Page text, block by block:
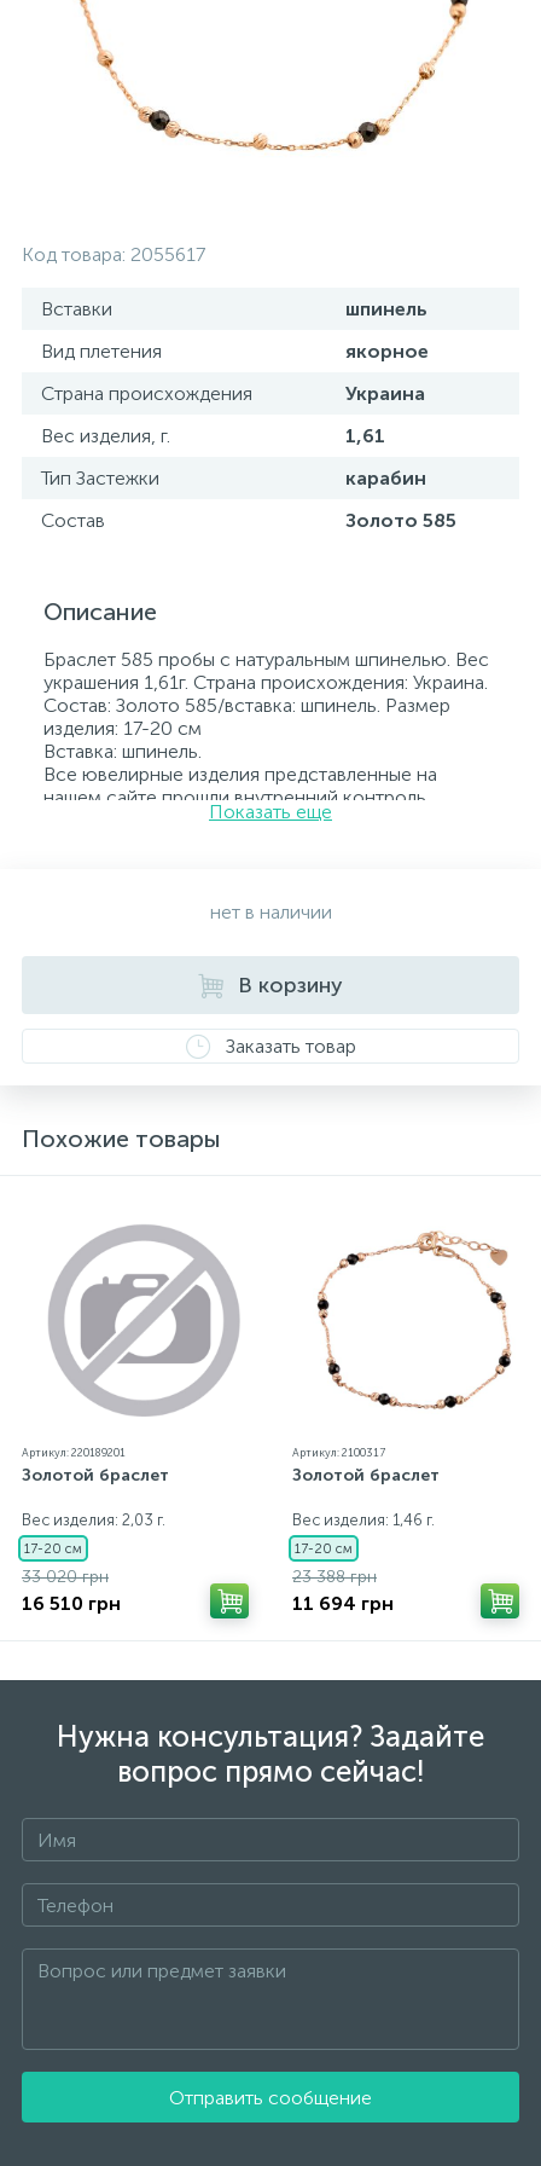
Код товара: 2055617
Вставки
шпинель
Вид плетения
якорное
Страна происхождения
Украина
Вес изделия, г.
1,61
Тип Застежки
карабин
Состав
Золото 585
Описание
Браслет 585 пробы с натуральным шпинелью. Вес
украшения 1,61г. Страна происхождения: Украина.
Состав: Золото 585/вставка: шпинель. Размер
изделия: 17-20 см
Вставка: шпинель.
Все ювелирные изделия представленные на
нашем сайте прошли внутренний контроль
качества, а также контроль государственной
указанием всех параметров.*Цвета изделий на
реальных из-за особенностей цветопередачи
Показать еще
нет в наличии
В корзину
Заказать товар
Похожие товары
Артикул: 220189201
Золотой браслет
Вес изделия: 2,03 г.
17-20 см
33 020 грн
16 510 грн
Артикул: 2100317
Золотой браслет
Вес изделия: 1,46 г.
17-20 см
23 388 грн
11 694 грн
Серебряные колье
Серебряные цепочки
Золотые серьги
Нужна консультация? Задайте
вопрос прямо сейчас!
Отправить сообщение